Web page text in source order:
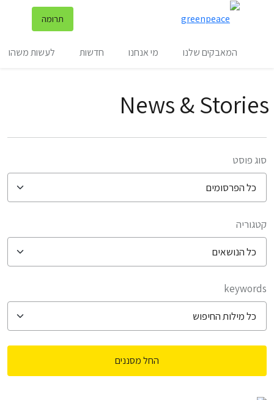
תרומה
המאבקים שלנו מי אנחנו חדשות לעשות משהו
News & Stories
סוג פוסט
קטגוריה
keywords
החל מסננים